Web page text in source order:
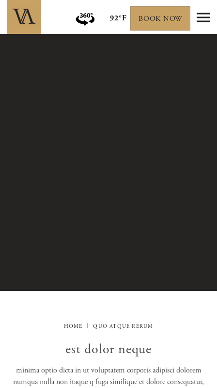
92°F BOOK NOW
HOME QUO ATQUE RERUM
est dolor neque
minima optio dicta in ut voluptatem corporis adipisci dolorem
numqua nulla non itaque q fuga similique et dolore consequatur,